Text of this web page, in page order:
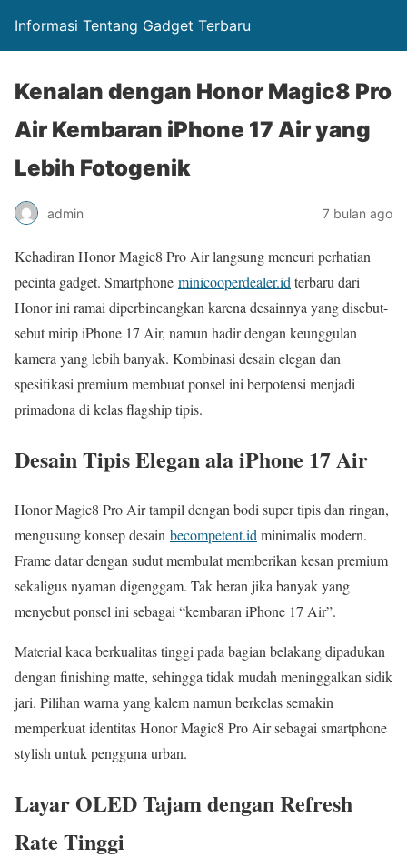
Informasi Tentang Gadget Terbaru
Kenalan dengan Honor Magic8 Pro
Air Kembaran iPhone 17 Air yang
Lebih Fotogenik
admin 7 bulan ago
Kehadiran Honor Magic8 Pro Air langsung mencuri perhatian
pecinta gadget. Smartphone minicooperdealer.id terbaru dari
Honor ini ramai diperbincangkan karena desainnya yang disebut-
sebut mirip iPhone 17 Air, namun hadir dengan keunggulan
kamera yang lebih banyak. Kombinasi desain elegan dan
spesifikasi premium membuat ponsel ini berpotensi menjadi
primadona di kelas flagship tipis.
Desain Tipis Elegan ala iPhone 17 Air
Honor Magic8 Pro Air tampil dengan bodi super tipis dan ringan,
mengusung konsep desain becompetent.id minimalis modern.
Frame datar dengan sudut membulat memberikan kesan premium
sekaligus nyaman digenggam. Tak heran jika banyak yang
menyebut ponsel ini sebagai “kembaran iPhone 17 Air”.
Material kaca berkualitas tinggi pada bagian belakang dipadukan
dengan finishing matte, sehingga tidak mudah meninggalkan sidik
jari. Pilihan warna yang kalem namun berkelas semakin
memperkuat identitas Honor Magic8 Pro Air sebagai smartphone
stylish untuk pengguna urban.
Layar OLED Tajam dengan Refresh
Rate Tinggi